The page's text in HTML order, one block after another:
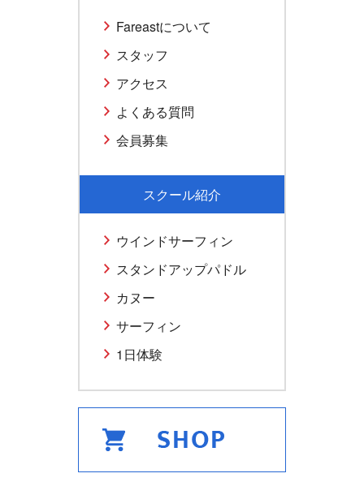
Fareastについて
スタッフ
アクセス
よくある質問
会員募集
スクール紹介
ウインドサーフィン
スタンドアップパドル
カヌー
サーフィン
1日体験